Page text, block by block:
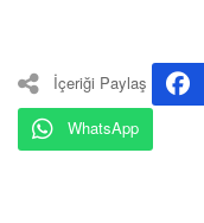
İçeriği Paylaş
WhatsApp